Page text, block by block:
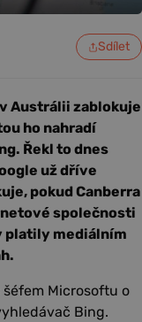
Sdílet
Austrálii zablokuje
ho nahradí
Řekl to dnes
už dříve
pokud Canberra
společnosti
platily mediálním
Microsoftu o
Bing.